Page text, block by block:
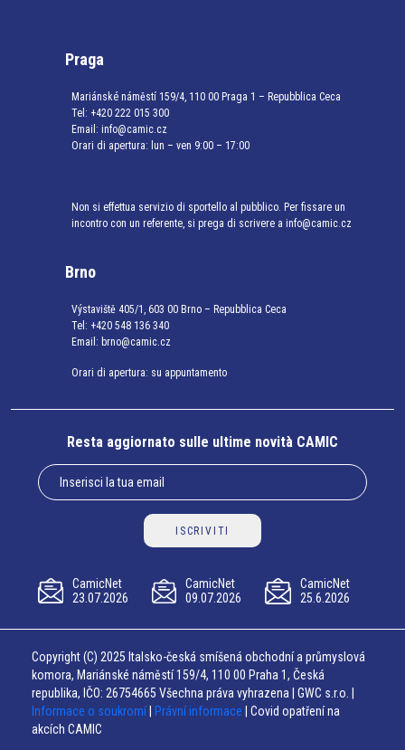
Praga
Mariánské náměstí 159/4, 110 00 Praga 1 – Repubblica Ceca
Tel: +420 222 015 300
Email: info@camic.cz
Orari di apertura: lun – ven 9:00 – 17:00
Non si effettua servizio di sportello al pubblico. Per fissare un
incontro con un referente, si prega di scrivere a info@camic.cz
Brno
Výstaviště 405/1, 603 00 Brno – Repubblica Ceca
Tel: +420 548 136 340
Email: brno@camic.cz
Orari di apertura: su appuntamento
Resta aggiornato sulle ultime novità CAMIC
ISCRIVITI
CamicNet
23.07.2026
CamicNet
09.07.2026
CamicNet
25.6.2026
Copyright (C) 2025 Italsko-česká smíšená obchodní a průmyslová
komora, Mariánské náměstí 159/4, 110 00 Praha 1, Česká
republika, IČO: 26754665 Všechna práva vyhrazena | GWC s.r.o. |
Informace o soukromí
Právní informace | Covid opatření na
akcích CAMIC